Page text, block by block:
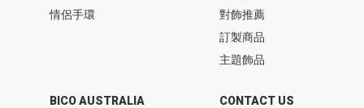
情侶手環
BICO AUSTRALIA
對飾推薦
訂製商品
主題飾品
CONTACT US